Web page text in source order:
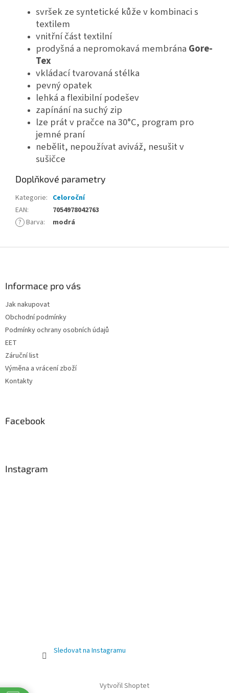
svršek ze syntetické kůže v kombinaci s
textilem
vnitřní část textilní
prodyšná a nepromokavá membrána Gore-
Tex
vkládací tvarovaná stélka
pevný opatek
lehká a flexibilní podešev
zapínání na suchý zip
lze prát v pračce na 30°C, program pro
jemné praní
nebělit, nepoužívat aviváž, nesušit v
sušičce
Doplňkové parametry
Kategorie: Celoroční
EAN:
7054978042763
? Barva: modrá
Informace pro vás
Jak nakupovat
Obchodní podmínky
Podmínky ochrany osobních údajů
EET
Záruční list
Výměna a vrácení zboží
Kontakty
Facebook
Instagram
Sledovat na Instagramu
Vytvořil Shoptet